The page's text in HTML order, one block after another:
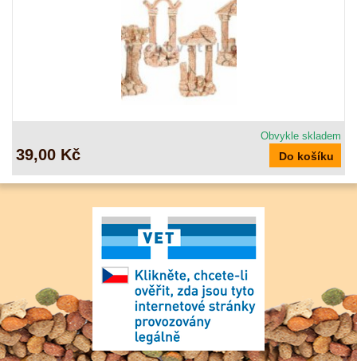
Obvykle skladem
39,00 Kč